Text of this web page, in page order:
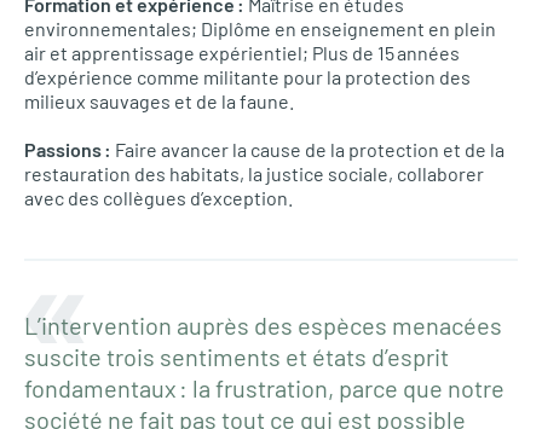
environnementales; Diplôme en enseignement en plein
air et apprentissage expérientiel; Plus de 15 années
d’expérience comme militante pour la protection des
milieux sauvages et de la faune.
Passions : Faire avancer la cause de la protection et de la
restauration des habitats, la justice sociale, collaborer
avec des collègues d’exception.
L’intervention auprès des espèces menacées
suscite trois sentiments et états d’esprit
fondamentaux : la frustration, parce que notre
société ne fait pas tout ce qui est possible